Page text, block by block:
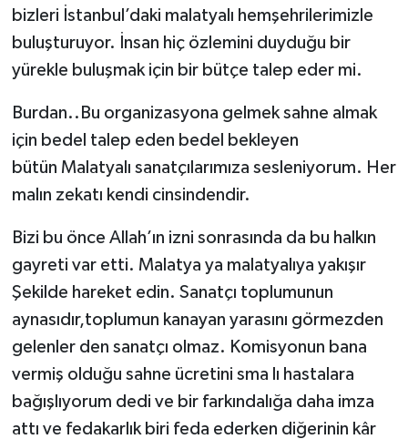
bizleri İstanbul’daki malatyalı hemşehrilerimizle
buluşturuyor. İnsan hiç özlemini duyduğu bir
yürekle buluşmak için bir bütçe talep eder mi.
Burdan..Bu organizasyona gelmek sahne almak
için bedel talep eden bedel bekleyen
bütün Malatyalı sanatçılarımıza sesleniyorum. Her
malın zekatı kendi cinsindendir.
Bizi bu önce Allah’ın izni sonrasında da bu halkın
gayreti var etti. Malatya ya malatyalıya yakışır
Şekilde hareket edin. Sanatçı toplumunun
aynasıdır,toplumun kanayan yarasını görmezden
gelenler den sanatçı olmaz. Komisyonun bana
vermiş olduğu sahne ücretini sma lı hastalara
bağışlıyorum dedi ve bir farkındalığa daha imza
attı ve fedakarlık biri feda ederken diğerinin kâr